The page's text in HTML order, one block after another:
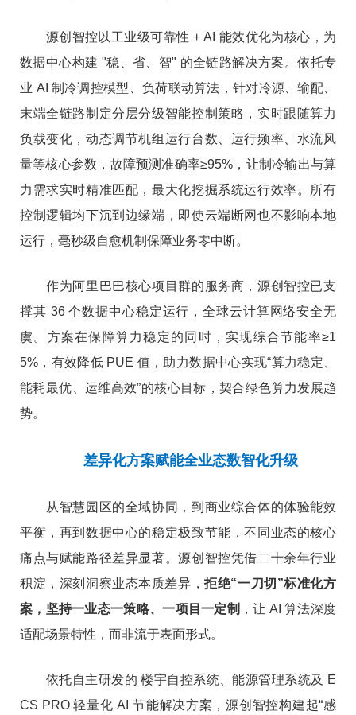
源创智控以工业级可靠性 + AI 能效优化为核心，为
数据中心构建 "稳、省、智" 的全链路解决方案。依托专
业 AI 制冷调控模型、负荷联动算法，针对冷源、输配、
末端全链路制定分层分级智能控制策略，实时跟随算力
负载变化，动态调节机组运行台数、运行频率、水流风
量等核心参数，故障预测准确率≥95%，让制冷输出与算
力需求实时精准匹配，最大化挖掘系统运行效率。所有
控制逻辑均下沉到边缘端，即使云端断网也不影响本地
运行，毫秒级自愈机制保障业务零中断。
作为阿里巴巴核心项目群的服务商，源创智控已支
撑其 36 个数据中心稳定运行，全球云计算网络安全无
虞。方案在保障算力稳定的同时，实现综合节能率≥1
5%，有效降低 PUE 值，助力数据中心实现“算力稳定、
能耗最优、运维高效”的核心目标，契合绿色算力发展趋
势。
差异化方案赋能全业态数智化升级
从智慧园区的全域协同，到商业综合体的体验能效
平衡，再到数据中心的稳定极致节能，不同业态的核心
痛点与赋能路径差异显著。源创智控凭借二十余年行业
积淀，深刻洞察业态本质差异，拒绝“一刀切”标准化方
案，坚持一业态一策略、一项目一定制 ，让 AI 算法深度
适配场景特性，而非流于表面形式。
依托自主研发的 楼宇自控系统、能源管理系统及 E
CS PRO 轻量化 AI 节能解决方案，源创智控构建起“感